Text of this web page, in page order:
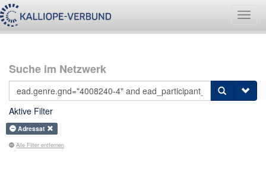
Suche im Netzwerk
Aktive Filter
Adressat
Alle Filter entfernen